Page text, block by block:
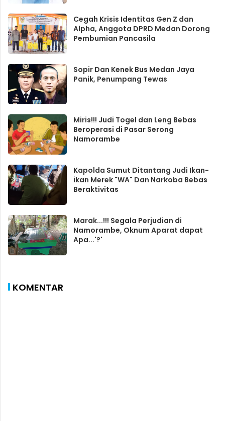
Cegah Krisis Identitas Gen Z dan
Alpha, Anggota DPRD Medan Dorong
Pembumian Pancasila
Sopir Dan Kenek Bus Medan Jaya
Panik, Penumpang Tewas
Miris!!! Judi Togel dan Leng Bebas
Beroperasi di Pasar Serong
Namorambe
Kapolda Sumut Ditantang Judi Ikan-
ikan Merek "WA" Dan Narkoba Bebas
Beraktivitas
Marak...!!! Segala Perjudian di
Namorambe, Oknum Aparat dapat
Apa...'?'
KOMENTAR